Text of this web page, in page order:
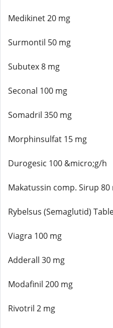
Medikinet 20 mg
Surmontil 50 mg
Subutex 8 mg
Seconal 100 mg
Somadril 350 mg
Morphinsulfat 15 mg
Durogesic 100 &micro;g/h
Makatussin comp. Sirup 80
Rybelsus (Semaglutid)
Viagra 100 mg
Adderall 30 mg
Modafinil 200 mg
Rivotril 2 mg